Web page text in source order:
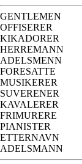
GENTLEMEN
OFFISERER
KIKADORER
HERREMANN
ADELSMENN
FORESATTE
MUSIKERER
SUVERENER
KAVALERER
FRIMURERE
PIANISTER
ETTERNAVN
ADELSMANN